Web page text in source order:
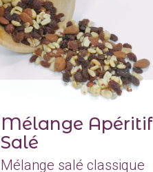
Mélange Apéritif
Salé
Mélange salé classique